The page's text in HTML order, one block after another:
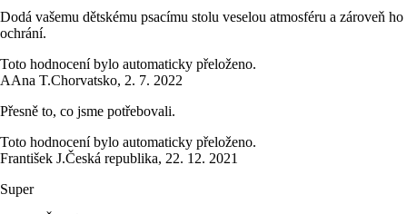
Dodá vašemu dětskému psacímu stolu veselou atmosféru a zároveň ho
ochrání.
Toto hodnocení bylo automaticky přeloženo.
AAna T.Chorvatsko, 2. 7. 2022
Přesně to, co jsme potřebovali.
Toto hodnocení bylo automaticky přeloženo.
František J.Česká republika, 22. 12. 2021
Super